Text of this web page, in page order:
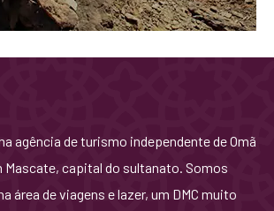
agência de turismo independente de Omã
Mascate, capital do sultanato. Somos
área de viagens e lazer, um DMC muito